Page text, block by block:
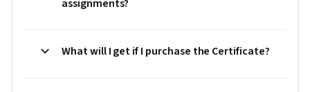
assignments?
What will I get if I purchase the Certificate?